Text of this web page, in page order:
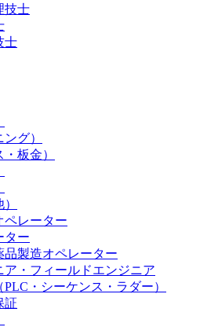
技士
士
グ）
板金）
ペレーター
ター
製造オペレーター
ア・フィールドエンジニア
・シーケンス・ラダー）
証